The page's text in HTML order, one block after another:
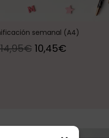
semanal (A4)
14,95€ 10,45€